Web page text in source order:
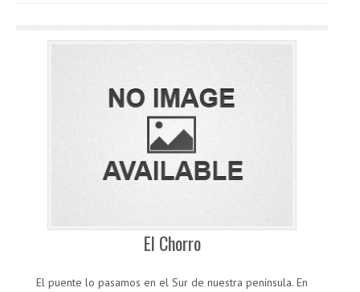
El Chorro
El puente lo pasamos en el Sur de nuestra península. En